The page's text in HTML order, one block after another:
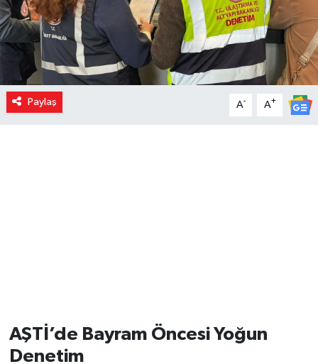
Paylaş A- A+
AŞTİ’de Bayram Öncesi Yoğun
Denetim